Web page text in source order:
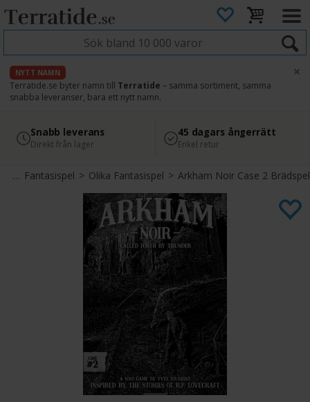
NYTT NAMN
Terratide.se byter namn till Terratide – samma sortiment, samma
snabba leveranser, bara ett nytt namn.
×
4.8
Läs omdömen på Google
Säker betalning
med Svea
Snabb leverans
Direkt från lager
45 dagars ångerrätt
Enkel retur
Fantasispel>Olika Fantasispel>Arkham Noir Case 2 Brädspel